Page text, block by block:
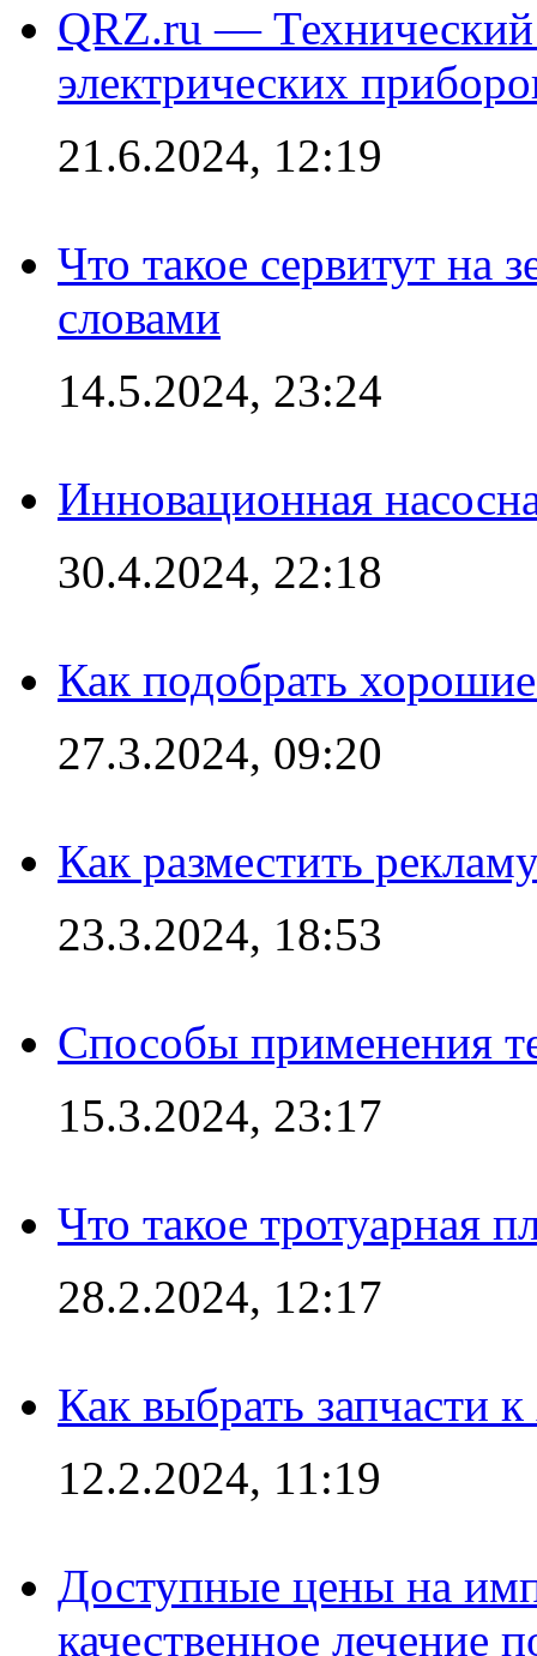
QRZ.ru — Технический
электрических
21.6.2024, 12:19
Что такое сервитут на
словами
14.5.2024, 23:24
Инновационная
30.4.2024, 22:18
Как подобрать
27.3.2024, 09:20
Как разместить
23.3.2024, 18:53
Способы применения
15.3.2024, 23:17
Что такое тротуарная
28.2.2024, 12:17
Как выбрать запчасти
12.2.2024, 11:19
Доступные цены на
качественное лечение